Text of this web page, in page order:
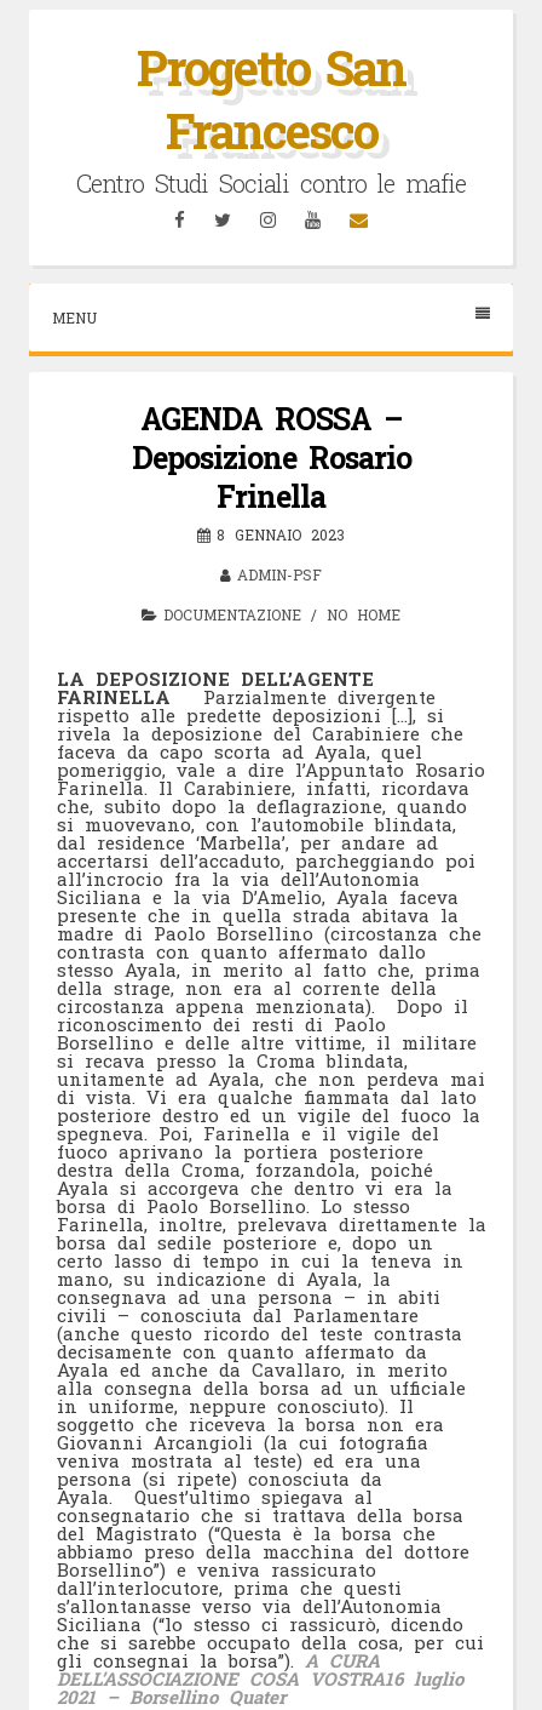
Progetto San
Francesco
Centro Studi Sociali contro le mafie
FacebookTwitterInstagramYouTubeEmail
MENU
AGENDA ROSSA –
Deposizione Rosario
Frinella
8 GENNAIO 2023
ADMIN-PSF
DOCUMENTAZIONE / NO HOME
LA DEPOSIZIONE DELL’AGENTE
FARINELLA Parzialmente divergente
rispetto alle predette deposizioni […], si
rivela la deposizione del Carabiniere che
faceva da capo scorta ad Ayala, quel
pomeriggio, vale a dire l’Appuntato Rosario
Farinella. Il Carabiniere, infatti, ricordava
che, subito dopo la deflagrazione, quando
si muovevano, con l’automobile blindata,
dal residence ‘Marbella’, per andare ad
accertarsi dell’accaduto, parcheggiando poi
all’incrocio fra la via dell’Autonomia
Siciliana e la via D’Amelio, Ayala faceva
presente che in quella strada abitava la
madre di Paolo Borsellino (circostanza che
contrasta con quanto affermato dallo
stesso Ayala, in merito al fatto che, prima
della strage, non era al corrente della
circostanza appena menzionata). Dopo il
riconoscimento dei resti di Paolo
Borsellino e delle altre vittime, il militare
si recava presso la Croma blindata,
unitamente ad Ayala, che non perdeva mai
di vista. Vi era qualche fiammata dal lato
posteriore destro ed un vigile del fuoco la
spegneva. Poi, Farinella e il vigile del
fuoco aprivano la portiera posteriore
destra della Croma, forzandola, poiché
Ayala si accorgeva che dentro vi era la
borsa di Paolo Borsellino. Lo stesso
Farinella, inoltre, prelevava direttamente la
borsa dal sedile posteriore e, dopo un
certo lasso di tempo in cui la teneva in
mano, su indicazione di Ayala, la
consegnava ad una persona – in abiti
civili – conosciuta dal Parlamentare
(anche questo ricordo del teste contrasta
decisamente con quanto affermato da
Ayala ed anche da Cavallaro, in merito
alla consegna della borsa ad un ufficiale
in uniforme, neppure conosciuto). Il
soggetto che riceveva la borsa non era
Giovanni Arcangioli (la cui fotografia
veniva mostrata al teste) ed era una
persona (si ripete) conosciuta da
Ayala. Quest’ultimo spiegava al
consegnatario che si trattava della borsa
del Magistrato (“Questa è la borsa che
abbiamo preso della macchina del dottore
Borsellino”) e veniva rassicurato
dall’interlocutore, prima che questi
s’allontanasse verso via dell’Autonomia
Siciliana (“lo stesso ci rassicurò, dicendo
che si sarebbe occupato della cosa, per cui
gli consegnai la borsa”). A CURA
DELL’ASSOCIAZIONE COSA VOSTRA16 luglio
2021 – Borsellino Quater